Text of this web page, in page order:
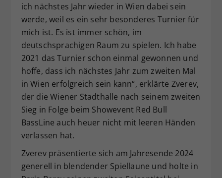
ich nächstes Jahr wieder in Wien dabei sein
werde, weil es ein sehr besonderes Turnier für
mich ist. Es ist immer schön, im
deutschsprachigen Raum zu spielen. Ich habe
2021 das Turnier schon einmal gewonnen und
hoffe, dass ich nächstes Jahr zum zweiten Mal
in Wien erfolgreich sein kann“, erklärte Zverev,
der die Wiener Stadthalle nach seinem zweiten
Sieg in Folge beim Showevent Red Bull
BassLine auch heuer nicht mit leeren Händen
verlassen hat.
Zverev präsentierte sich am Jahresende 2024
generell in blendender Spiellaune und holte in